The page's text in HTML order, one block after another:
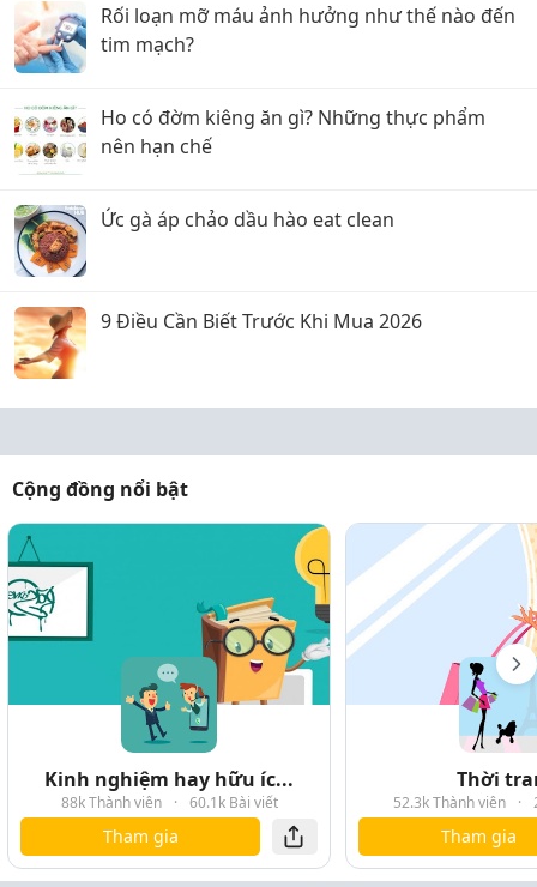
Rối loạn mỡ máu ảnh hưởng như thế nào đến
tim mạch?
Ho có đờm kiêng ăn gì? Những thực phẩm
nên hạn chế
Ức gà áp chảo dầu hào eat clean
9 Điều Cần Biết Trước Khi Mua 2026
Cộng đồng nổi bật
Kinh nghiệm hay hữu íc...
88k Thành viên · 60.1k Bài viết
Tham gia
Thời
52.3k Thành viên ·
Tham gia